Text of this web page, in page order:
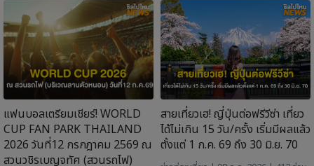
แฟนบอลเตรียมเชียร์! WORLD
CUP FAN PARK THAILAND
2026 วันที่12 กรกฎาคม 2569 ณ
สวนวชิรเบญจทัศ (สวนรถไฟ)
สายเที่ยวเฮ! ญี่ปุ่นต่อฟรีวีซ่า เที่ยว
ได้ไม่เกิน 15 วัน/ครั้ง เริ่มมีผลแล้ว
ตั้งแต่ 1 ก.ค. 69 ถึง 30 มิ.ย. 70